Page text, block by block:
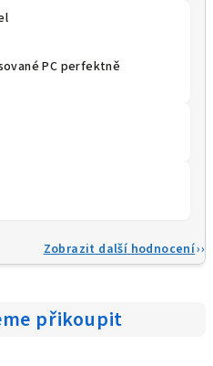
PC perfektně
Zobrazit další hodnocení
přikoupit